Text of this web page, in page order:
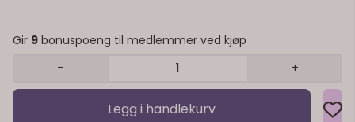
Gir 9 bonuspoeng til medlemmer ved kjøp
- +
Legg i handlekurv